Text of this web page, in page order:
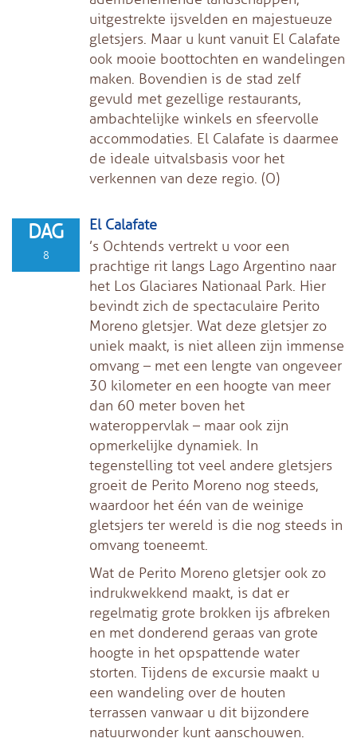
uitgestrekte ijsvelden en majestueuze
gletsjers. Maar u kunt vanuit El Calafate
ook mooie boottochten en wandelingen
maken. Bovendien is de stad zelf
gevuld met gezellige restaurants,
ambachtelijke winkels en sfeervolle
accommodaties. El Calafate is daarmee
de ideale uitvalsbasis voor het
verkennen van deze regio. (O)
DAG
8
El Calafate
’s Ochtends vertrekt u voor een
prachtige rit langs Lago Argentino naar
het Los Glaciares Nationaal Park. Hier
bevindt zich de spectaculaire Perito
Moreno gletsjer. Wat deze gletsjer zo
uniek maakt, is niet alleen zijn immense
omvang – met een lengte van ongeveer
30 kilometer en een hoogte van meer
dan 60 meter boven het
wateroppervlak – maar ook zijn
opmerkelijke dynamiek. In
tegenstelling tot veel andere gletsjers
groeit de Perito Moreno nog steeds,
waardoor het één van de weinige
gletsjers ter wereld is die nog steeds in
omvang toeneemt.
Wat de Perito Moreno gletsjer ook zo
indrukwekkend maakt, is dat er
regelmatig grote brokken ijs afbreken
en met donderend geraas van grote
hoogte in het opspattende water
storten. Tijdens de excursie maakt u
een wandeling over de houten
terrassen vanwaar u dit bijzondere
natuurwonder kunt aanschouwen.